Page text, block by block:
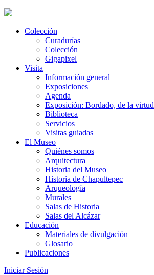
Colección
Curadurías
Colección
Gigapixel
Visita
Información general
Exposiciones
Agenda
Exposición: Bordado, de la virtud
Biblioteca
Servicios
Visitas guiadas
El Museo
Quiénes somos
Arquitectura
Historia del Museo
Historia de Chapultepec
Arqueología
Murales
Salas de Historia
Salas del Alcázar
Educación
Materiales de divulgación
Glosario
Publicaciones
Iniciar Sesión